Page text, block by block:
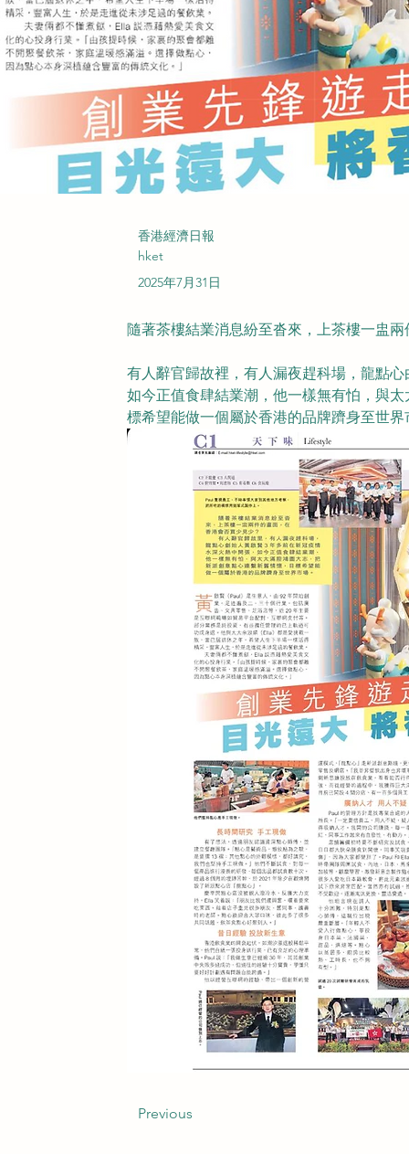
香港經濟日報
hket
2025年7月31日
隨著茶樓結業消息紛至沓來，上茶樓一盅
有人辭官歸故裡，有人漏夜趕科場，龍點
如今正值食肆結業潮，他一樣無有怕，與
標希望能做一個屬於香港的品牌躋身至世界
Previous